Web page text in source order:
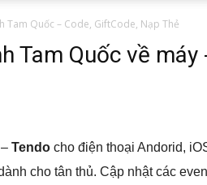
Tam Quốc – Code, GiftCode, Nạp Thẻ
Tam Quốc về máy
– Tendo cho điện thoại Andorid,
cho tân thủ. Cập nhật các